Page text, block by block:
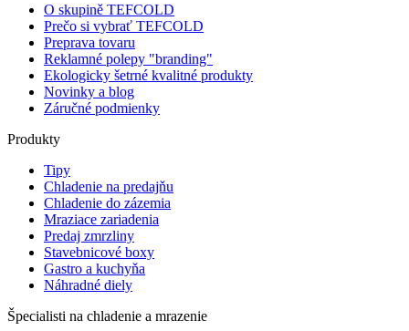
O skupině TEFCOLD
Prečo si vybrať TEFCOLD
Preprava tovaru
Reklamné polepy "branding"
Ekologicky šetrné kvalitné produkty
Novinky a blog
Záručné podmienky
Produkty
Tipy
Chladenie na predajňu
Chladenie do zázemia
Mraziace zariadenia
Predaj zmrzliny
Stavebnicové boxy
Gastro a kuchyňa
Náhradné diely
Špecialisti na chladenie a mrazenie